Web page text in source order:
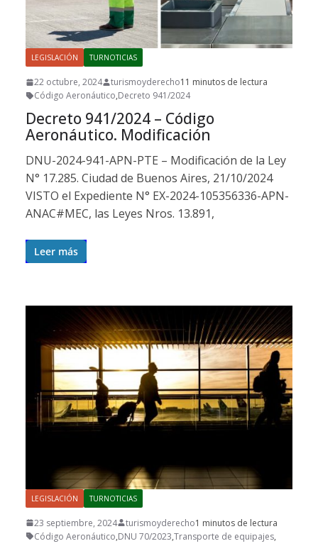
LEGISLACIÓN TURNOTICIAS
22 octubre, 2024 turismoyderecho11 minutos de lectura
Código Aeronáutico,Decreto 941/2024
Decreto 941/2024 – Código
Aeronáutico. Modificación
DNU-2024-941-APN-PTE – Modificación de la Ley
N° 17.285. Ciudad de Buenos Aires, 21/10/2024
VISTO el Expediente N° EX-2024-105356336-APN-
ANAC#MEC, las Leyes Nros. 13.891,
Leer más
LEGISLACIÓN TURNOTICIAS
23 septiembre, 2024 turismoyderecho1 minutos de lectura
Código Aeronáutico,DNU 70/2023,Transporte de equipajes,